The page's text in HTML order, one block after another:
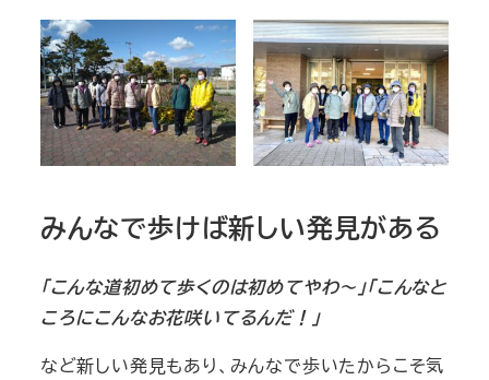
みんなで歩けば新しい発見がある
「こんな道初めて歩くのは初めてやわ～」「こんなと
ころにこんなお花咲いてるんだ！」
など新しい発見もあり、みんなで歩いたからこそ気